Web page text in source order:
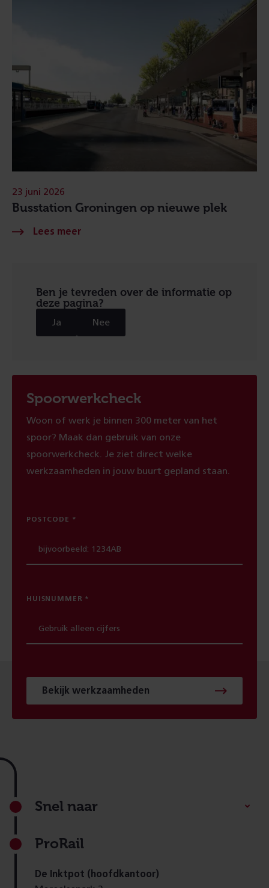
Busstation Groningen op nieuwe plek
23 juni 2026
Ben je tevreden over de informatie op
deze pagina?
Ja Nee
Spoorwerkcheck
Woon of werk je binnen 300 meter van het
spoor? Maak dan gebruik van onze
spoorwerkcheck. Je ziet direct welke
werkzaamheden in jouw buurt gepland staan.
POSTCODE
HUISNUMMER
Bekijk werkzaamheden
Footer
Snel naar
ProRail
De Inktpot (hoofdkantoor)